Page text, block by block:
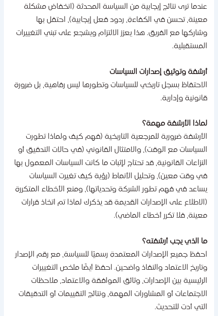
ترى نتائج إيجابية من السياسة المحدثة (انخفاض مشكلة
تحسن في الكفاءة، ردود فعل إيجابية)، احتفل بها
مع الفريق. هذا يعزز الالتزام ويشجع على تبني التغييرات
وتوثيق إصدارات السياسات
بسجل تاريخي للسياسات وتطورها ليس رفاهية، بل ضرورة
وإدارية.
الأرشفة مهمة؟
ضرورية للمرجعية التاريخية (فهم كيف ولماذا تطورت
مع الوقت)، والامتثال القانوني (في حالات التدقيق أو
القانونية، قد تحتاج لإثبات ما كانت السياسات المعمول بها
وقت معين)، وتحليل الأنماط (رؤية كيف تغيرت السياسات
في فهم تطور الشركة وتحدياتها)، ومنع الأخطاء المتكررة
على الإصدارات القديمة قد يذكرك لماذا تم اتخاذ قرارات
فلا تكرر أخطاء الماضي).
الذي يجب أرشفته؟
جميع الإصدارات المعتمدة رسميًا للسياسة، مع رقم الإصدار
الاعتماد والنفاذ واضحين. احفظ أيضًا ملخص التغييرات
بين الإصدارات، وثائق الموافقة والاعتماد، ملاحظات
أو المشاورات المهمة، ونتائج التقييمات أو التدقيقات
أدت للتحديث.